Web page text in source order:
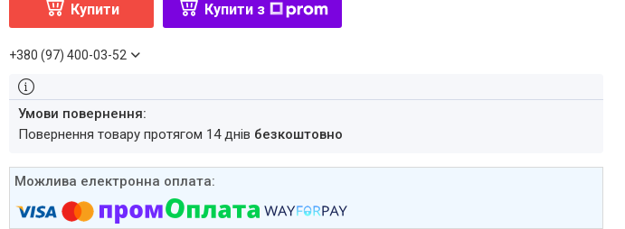
Купити Купити з
+380 (97) 400-03-52
повернення товару протягом 14 днів безкоштовно